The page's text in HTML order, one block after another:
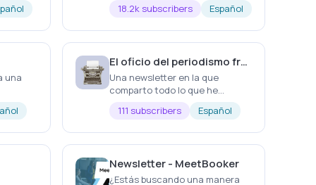
que organizaciones trabajen
18.2k subscribers Español
una
El oficio del periodismo freelance
Una newsletter en la que
comparto todo lo que he
freelance,
111 subscribers Español
Newsletter - MeetBooker
¿Estás buscando una manera